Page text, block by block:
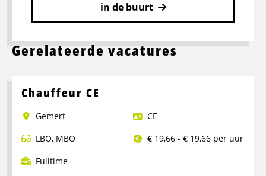
in de buurt
Gerelateerde vacatures
Chauffeur CE
Gemert
CE
LBO, MBO
€ 19,66 - € 19,66 per uur
Fulltime